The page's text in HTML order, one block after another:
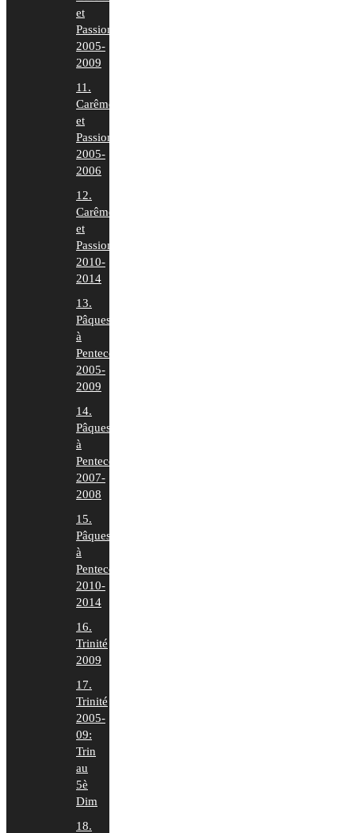
et
Passion
2005-
2009
11.
Carême
et
Passion
2005-
2006
12.
Carême
et
Passion
2010-
2014
13.
Pâques
à
Pentecôte
2005-
2009
14.
Pâques
à
Pentecôte
2007-
2008
15.
Pâques
à
Pentecôte
2010-
2014
16.
Trinité
2009
17.
Trinité
2005-
09:
Trin
au
5è
Dim
18.